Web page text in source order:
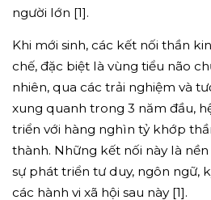
người lớn [1].
Khi mới sinh, các kết nối thần
chế, đặc biệt là vùng tiểu não
nhiên, qua các trải nghiệm và
xung quanh trong 3 năm đầu,
triển với hàng nghìn tỷ khớp
thành. Những kết nối này là
sự phát triển tư duy, ngôn ngữ,
các hành vi xã hội sau này [1].